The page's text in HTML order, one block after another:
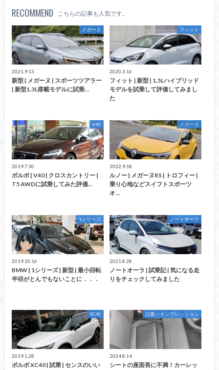
RECOMMEND こちらの記事も人気です。
メガーヌ
2021.9.13
新型 | メガーヌ | スポーツツアラー
| 新型1.3L搭載モデルに試乗…
フィット
2020.3.16
フィット | 新型 | 1.5Lハイブリッド
モデルを試乗して評価してみまし
た
V40
2019.7.30
ボルボ | V40 | クロスカントリー |
T5 AWDに試乗してみた評価…
メガーヌ
2022.9.18
ルノー | メガーヌRS | トロフィー |
乗り心地などスイフトスポーツ
オ…
1シリーズ
2019.10.16
BMW | 1シリーズ | 新型 | 最小回転
半径がとんでもないことに．．．
ノートオーラ
2021.8.28
ノートオーラ | 試乗記 | 気になる走
りをチェックしてみました
XC40
2019.1.28
ボルボ XC40 | 試乗 | センスのいい
試乗・インプレッション
2024.8.14
シートの座面長に不満！カーレッ